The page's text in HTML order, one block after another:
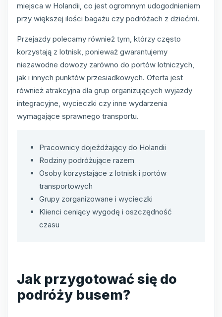
miejsca w Holandii, co jest ogromnym udogodnieniem
przy większej ilości bagażu czy podróżach z dziećmi.
Przejazdy polecamy również tym, którzy często
korzystają z lotnisk, ponieważ gwarantujemy
niezawodne dowozy zarówno do portów lotniczych,
jak i innych punktów przesiadkowych. Oferta jest
również atrakcyjna dla grup organizujących wyjazdy
integracyjne, wycieczki czy inne wydarzenia
wymagające sprawnego transportu.
Pracownicy dojeżdżający do Holandii
Rodziny podróżujące razem
Osoby korzystające z lotnisk i portów
transportowych
Grupy zorganizowane i wycieczki
Klienci ceniący wygodę i oszczędność
czasu
Jak przygotować się do
podróży busem?